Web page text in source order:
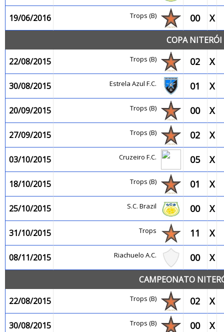
19/06/2016 Trops (B) 00 X
COPA
22/08/2015
Trops (B) 02 X
30/08/2015 Estrela Azul F.C. 01 X
20/09/2015 Trops (B) 00 X
27/09/2015 Trops (B) 02 X
03/10/2015 Cruzeiro F.C. 05 X
18/10/2015 Trops (B) 01 X
25/10/2015 S.C. Brazil 00 X
31/10/2015 Trops 11 X
08/11/2015 Riachuelo A.C. 00 X
CAMPEONATO
22/08/2015
Trops (B) 02 X
30/08/2015 Trops (B) 00 X